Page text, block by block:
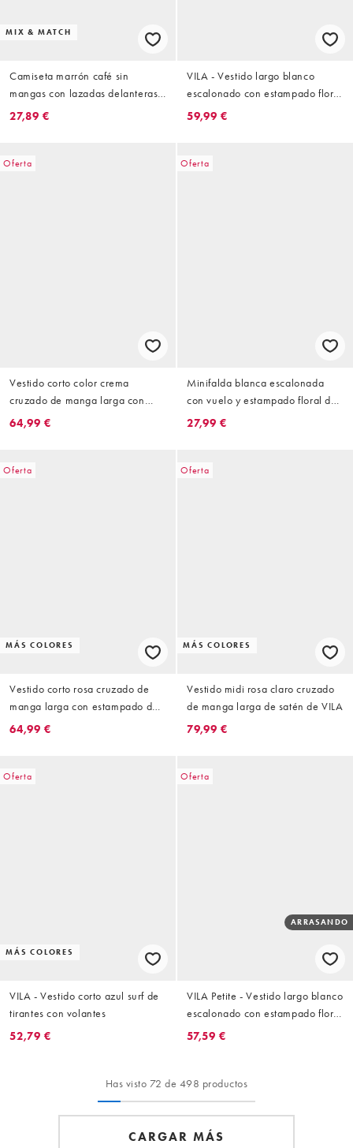
MIX & MATCH
Camiseta marrón café sin
mangas con lazadas delanteras
de tejido texturizado de VILA
27,89 €
VILA - Vestido largo blanco
escalonado con estampado floral
y mangas voluminosas
59,99 €
Oferta
Vestido corto color crema
cruzado de manga larga con
estampado de lunares de satén
64,99 €
Oferta
Minifalda blanca escalonada
con vuelo y estampado floral de
VILA Petite
27,99 €
Oferta
MÁS COLORES
Vestido corto rosa cruzado de
manga larga con estampado de
lunares de satén de VILA
64,99 €
Oferta
MÁS COLORES
Vestido midi rosa claro cruzado
de manga larga de satén de VILA
79,99 €
Oferta
MÁS COLORES
VILA - Vestido corto azul surf de
tirantes con volantes
52,79 €
Oferta
ARRASANDO
VILA Petite - Vestido largo blanco
escalonado con estampado floral
y mangas voluminosas
57,59 €
Has visto 72 de 498 productos
CARGAR MÁS